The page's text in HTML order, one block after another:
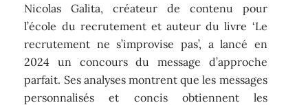
Nicolas Galita, créateur de contenu pour
l’école du recrutement et auteur du livre ‘Le
recrutement ne s’improvise pas’, a lancé en
2024 un concours du message d’approche
parfait. Ses analyses montrent que les messages
personnalisés et concis obtiennent les